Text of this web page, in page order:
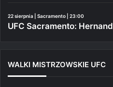
22 sierpnia | Sacramento | 23:00
UFC Sacramento:
WALKI MISTRZOWSKIE UFC